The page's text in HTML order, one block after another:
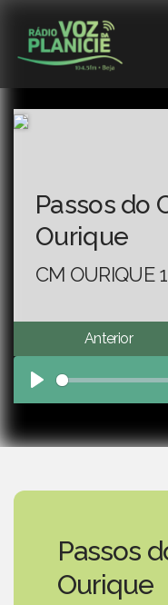
Passos do
Ourique
CM OURIQUE
Anterior
Play
Passos
Ourique